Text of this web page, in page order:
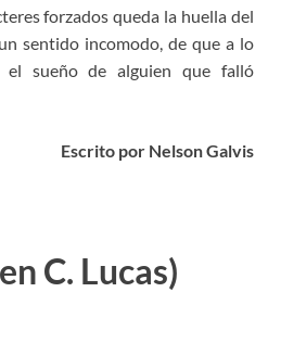
forzados queda la huella del
sentido incomodo, de que a lo
el sueño de alguien que falló
Escrito por Nelson Galvis
C. Lucas)